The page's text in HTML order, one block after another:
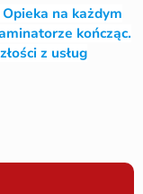
na każdym
kończąc.
z usług